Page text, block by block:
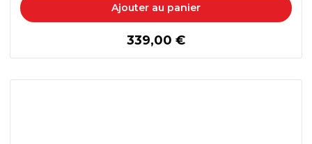
DANGEL
RCZ
Ajouter au panier
prix
339,00 €